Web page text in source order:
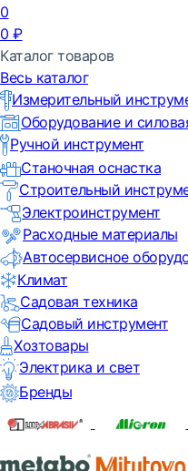
0
0 ₽
Каталог товаров
Весь каталог
Измерительный
Оборудование и
Ручной инструмент
Станочная оснастка
Строительный
Электроинструмент
Расходные материалы
Автосервисное
Климат
Садовая техника
Садовый инструмент
Хозтовары
Электрика и свет
Бренды